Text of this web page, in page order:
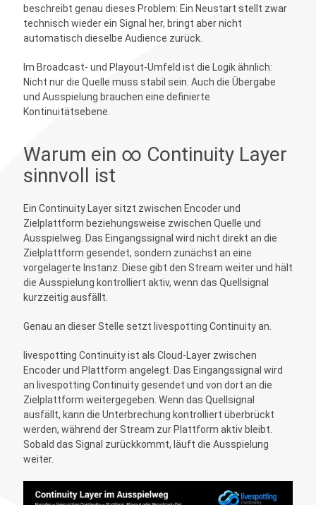
beschreibt genau dieses Problem: Ein Neustart stellt zwar
technisch wieder ein Signal her, bringt aber nicht
automatisch dieselbe Audience zurück.
Im Broadcast- und Playout-Umfeld ist die Logik ähnlich:
Nicht nur die Quelle muss stabil sein. Auch die Übergabe
und Ausspielung brauchen eine definierte
Kontinuitätsebene.
Warum ein ∞ Continuity Layer
sinnvoll ist
Ein Continuity Layer sitzt zwischen Encoder und
Zielplattform beziehungsweise zwischen Quelle und
Ausspielweg. Das Eingangssignal wird nicht direkt an die
Zielplattform gesendet, sondern zunächst an eine
vorgelagerte Instanz. Diese gibt den Stream weiter und hält
die Ausspielung kontrolliert aktiv, wenn das Quellsignal
kurzzeitig ausfällt.
Genau an dieser Stelle setzt livespotting Continuity an.
livespotting Continuity ist als Cloud-Layer zwischen
Encoder und Plattform angelegt. Das Eingangssignal wird
an livespotting Continuity gesendet und von dort an die
Zielplattform weitergegeben. Wenn das Quellsignal
ausfällt, kann die Unterbrechung kontrolliert überbrückt
werden, während der Stream zur Plattform aktiv bleibt.
Sobald das Signal zurückkommt, läuft die Ausspielung
weiter.